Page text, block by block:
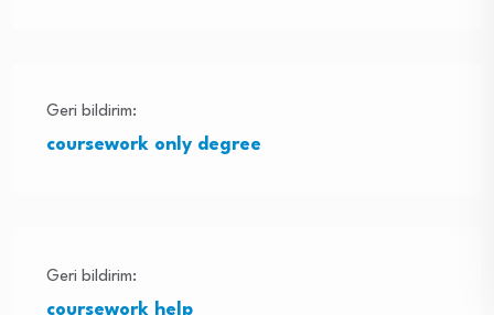
Geri bildirim:
coursework only degree
Geri bildirim:
coursework help